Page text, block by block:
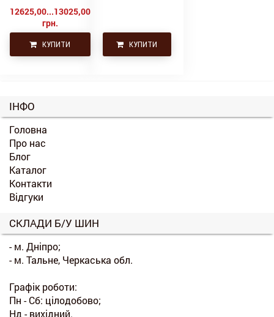
12625,00...13025,00
грн.
КУПИТИ КУПИТИ
ІНФО
Головна
Про нас
Блог
Каталог
Контакти
Відгуки
СКЛАДИ Б/У ШИН
- м. Дніпро;
- м. Тальне, Черкаська обл.
Графік роботи:
Пн - Сб: цілодобово;
Нд - вихідний.